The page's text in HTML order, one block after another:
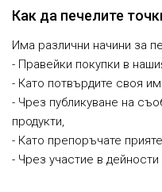
Как да печелите
Има различни начини за
- Правейки покупки в
- Като потвърдите своя
- Чрез публикуване на
продукти,
- Като препоръчате
- Чрез участие в дейности